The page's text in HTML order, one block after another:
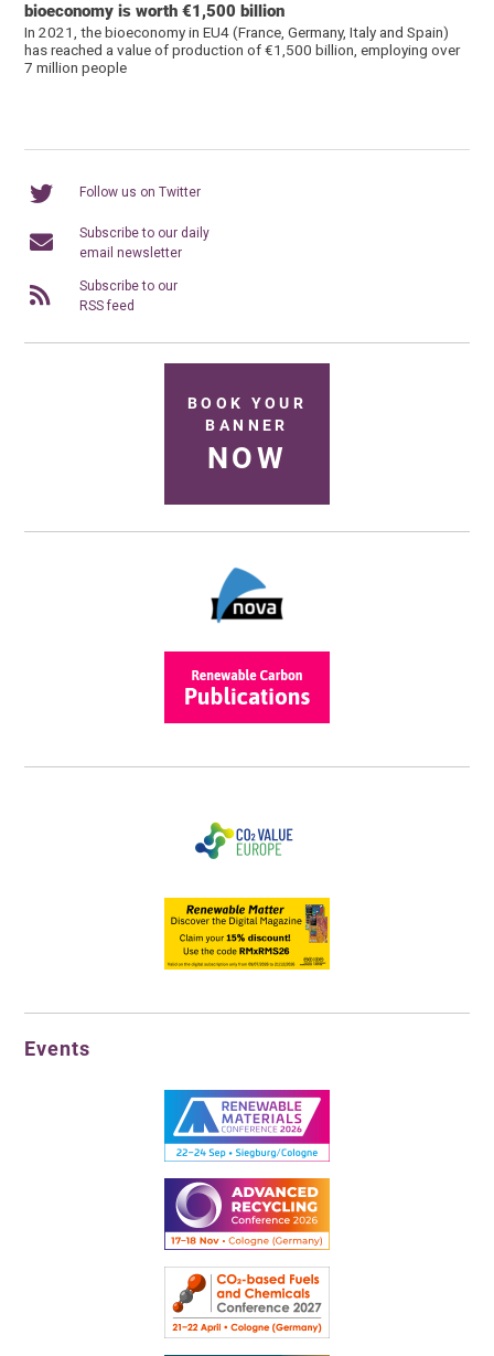
bioeconomy is worth €1,500 billion
In 2021, the bioeconomy in EU4 (France, Germany, Italy and Spain)
has reached a value of production of €1,500 billion, employing over
7 million people
Follow us on Twitter
Subscribe to our daily
email newsletter
Subscribe to our
RSS feed
BOOK YOUR
BANNER
NOW
Events